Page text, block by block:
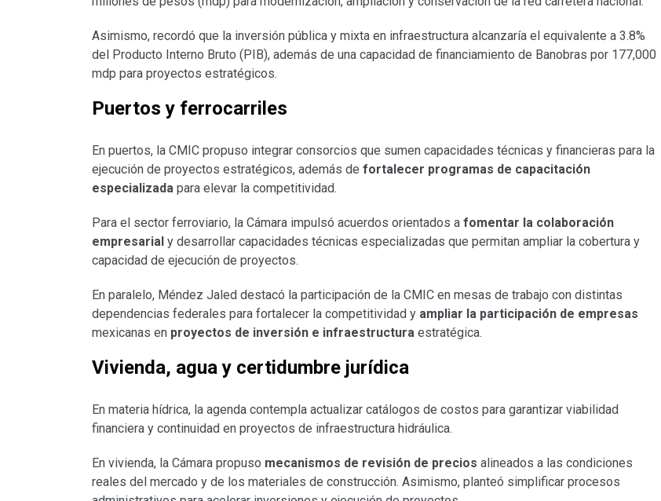
Asimismo, recordó que la inversión pública y mixta en infraestructura alcanzaría el equivalente a 3.8%
del Producto Interno Bruto (PIB), además de una capacidad de financiamiento de Banobras por 177,000
mdp para proyectos estratégicos.
Puertos y ferrocarriles
En puertos, la CMIC propuso integrar consorcios que sumen capacidades técnicas y financieras para la
ejecución de proyectos estratégicos, además de fortalecer programas de capacitación
especializada para elevar la competitividad.
Para el sector ferroviario, la Cámara impulsó acuerdos orientados a fomentar la colaboración
empresarial y desarrollar capacidades técnicas especializadas que permitan ampliar la cobertura y
capacidad de ejecución de proyectos.
En paralelo, Méndez Jaled destacó la participación de la CMIC en mesas de trabajo con distintas
dependencias federales para fortalecer la competitividad y ampliar la participación de empresas
mexicanas en proyectos de inversión e infraestructura estratégica.
Vivienda, agua y certidumbre jurídica
En materia hídrica, la agenda contempla actualizar catálogos de costos para garantizar viabilidad
financiera y continuidad en proyectos de infraestructura hidráulica.
En vivienda, la Cámara propuso mecanismos de revisión de precios alineados a las condiciones
reales del mercado y de los materiales de construcción. Asimismo, planteó simplificar procesos